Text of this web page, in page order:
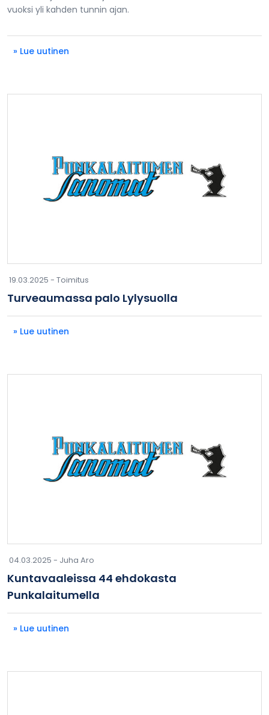
vuoksi yli kahden tunnin ajan.
» Lue uutinen
19.03.2025 - Toimitus
Turveaumassa palo Lylysuolla
» Lue uutinen
04.03.2025 - Juha Aro
Kuntavaaleissa 44 ehdokasta
Punkalaitumella
» Lue uutinen